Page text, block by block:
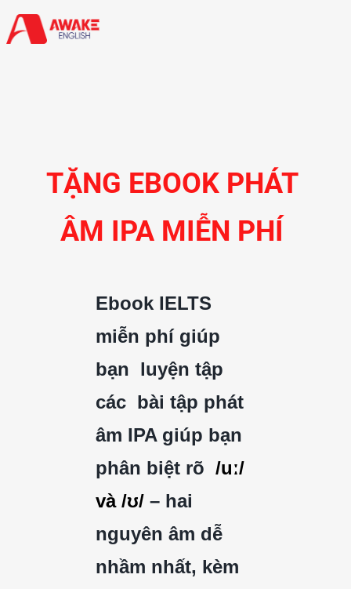
TẶNG EBOOK PHÁT
ÂM IPA MIỄN PHÍ
Ebook IELTS
miễn phí giúp
bạn luyện tập
các  bài tập phát
âm IPA giúp bạn
phân biệt rõ /uː/
và /ʊ/ – hai
nguyên âm dễ
nhầm nhất, kèm